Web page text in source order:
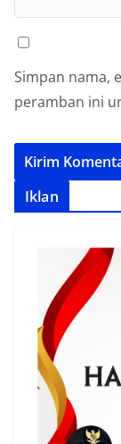
Simpan nama,
peramban ini
Iklan